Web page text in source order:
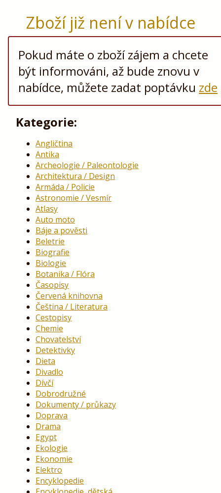
Zboží již není v nabídce
Pokud máte o zboží zájem a chcete
být informováni, až bude znovu v
nabídce, můžete zadat poptávku zde
Kategorie:
Angličtina
Antika
Archeologie / Paleontologie
Architektura / Design
Armáda / Policie
Astronomie / Vesmír
Atlasy
Auto moto
Báje a pověsti
Beletrie
Biografie
Biologie
Botanika / Flóra
Časopisy
Červená knihovna
Čeština / Literatura
Cestopisy
Chemie
Chovatelství
Detektivky
Dieta
Divadlo
Dívčí
Dobrodružné
Dokumenty / průkazy
Doprava
Drama
Egypt
Ekologie
Ekonomie
Elektro
Encyklopedie